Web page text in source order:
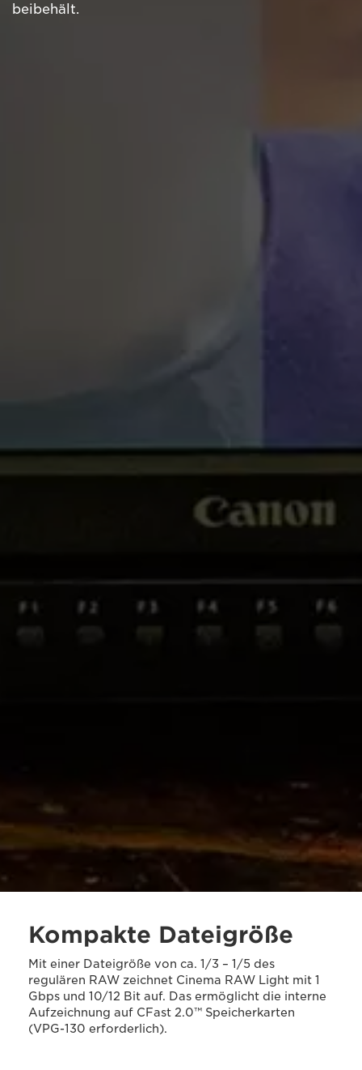
beibehält.
Kompakte Dateigröße
Mit einer Dateigröße von ca. 1/3 – 1/5 des
regulären RAW zeichnet Cinema RAW Light mit 1
Gbps und 10/12 Bit auf. Das ermöglicht die interne
Aufzeichnung auf CFast 2.0™ Speicherkarten
(VPG-130 erforderlich).